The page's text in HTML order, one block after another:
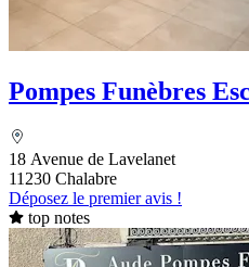
Pompes Funèbres
18 Avenue de Lavelanet
11230 Chalabre
Déposez le premier avis !
top notes